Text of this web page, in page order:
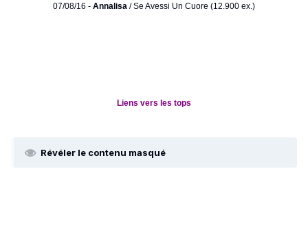
07/08/16 - Annalisa / Se Avessi Un Cuore (12.900 ex.)
Liens vers les tops
Révéler le contenu masqué